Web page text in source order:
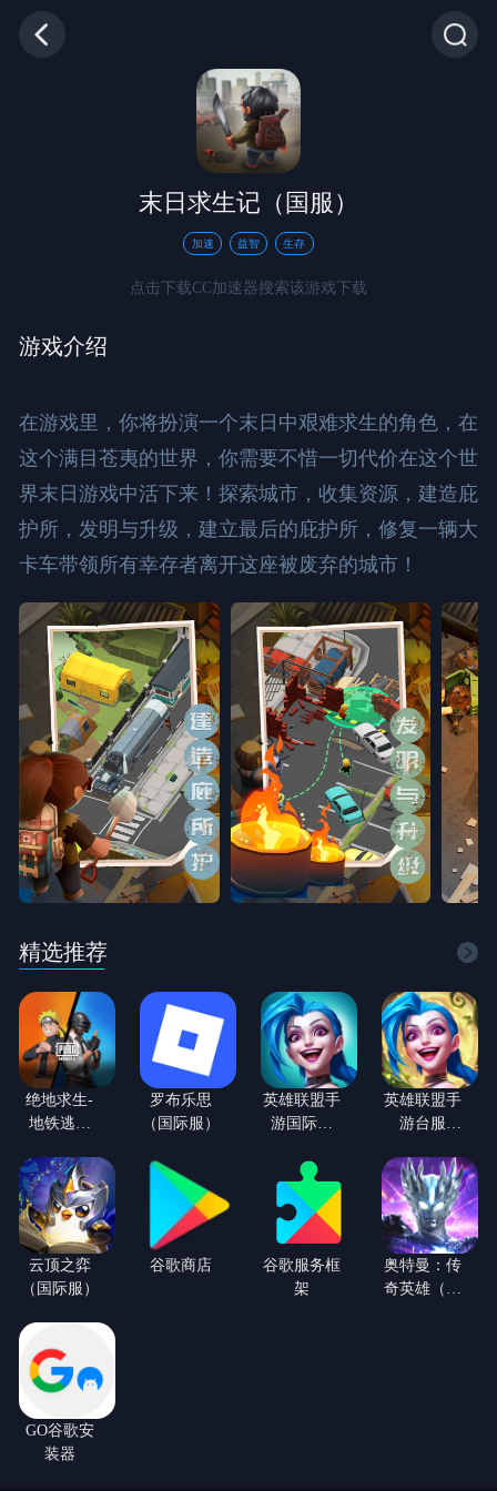
末日求生记（国服）
加速 益智 生存
点击下载CC加速器搜索该游戏下载
游戏介绍
在游戏里，你将扮演一个末日中艰难求生的角色，在
这个满目苍夷的世界，你需要不惜一切代价在这个世
界末日游戏中活下来！探索城市，收集资源，建造庇
护所，发明与升级，建立最后的庇护所，修复一辆大
卡车带领所有幸存者离开这座被废弃的城市！
精选推荐
绝地求生-
地铁逃生
联动】(国
际服)
罗布乐思
（国际服）
英雄联盟手
游国际服
游）
英雄联盟手
游台服
游）
云顶之弈
（国际服）
谷歌商店
谷歌服务框
架
奥特曼：传
奇英雄（国
GO谷歌安
装器